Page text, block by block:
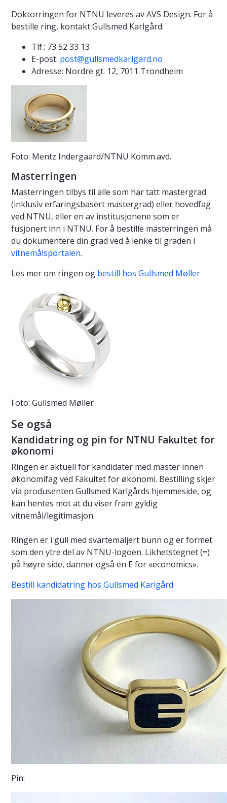
Doktorringen for NTNU leveres av AVS Design. For å
bestille ring, kontakt Gullsmed Karlgård:
Tlf.: 73 52 33 13
E-post: post@gullsmedkarlgard.no
Adresse: Nordre gt. 12, 7011 Trondheim
Foto: Mentz Indergaard/NTNU Komm.avd.
Masterringen
Masterringen tilbys til alle som har tatt mastergrad
(inklusiv erfaringsbasert mastergrad) eller hovedfag
ved NTNU, eller en av institusjonene som er
fusjonert inn i NTNU. For å bestille masterringen må
du dokumentere din grad ved å lenke til graden i
vitnemålsportalen.
Les mer om ringen og bestill hos Gullsmed Møller
Foto: Gullsmed Møller
Se også
Kandidatring og pin for NTNU Fakultet for
økonomi
Ringen er aktuell for kandidater med master innen
økonomifag ved Fakultet for økonomi. Bestilling skjer
via produsenten Gullsmed Karlgårds hjemmeside, og
kan hentes mot at du viser fram gyldig
vitnemål/legitimasjon.
Ringen er i gull med svartemaljert bunn og er formet
som den ytre del av NTNU-logoen. Likhetstegnet (=)
på høyre side, danner også en E for «economics».
Bestill kandidatring hos Gullsmed Karlgård
Pin: